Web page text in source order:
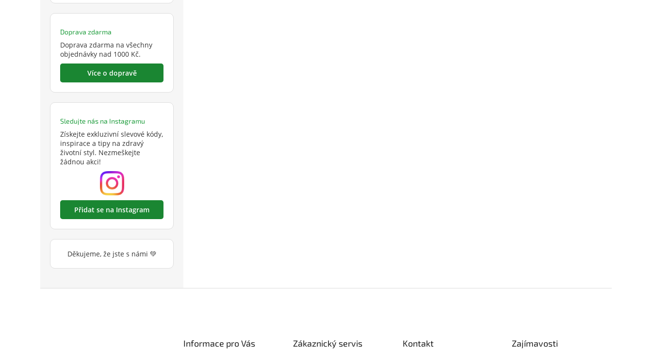
Doprava zdarma
Doprava zdarma na všechny
objednávky nad 1000 Kč.
Více o dopravě
Sledujte nás na Instagramu
Získejte exkluzivní slevové kódy,
inspirace a tipy na zdravý
životní styl. Nezmeškejte
žádnou akci!
Přidat se na Instagram
Děkujeme, že jste s námi 💚
Informace pro Vás Zákaznický servis Kontakt Zajímavosti